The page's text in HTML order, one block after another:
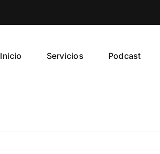
Inicio Servicios Podcast